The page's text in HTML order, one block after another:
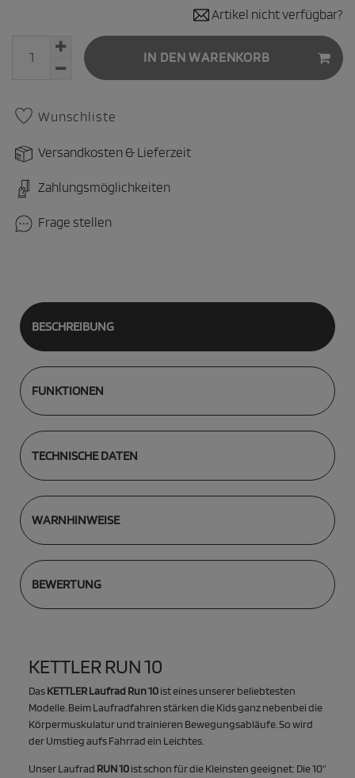
Artikel nicht verfügbar?
IN DEN WARENKORB
Wunschliste
Versandkosten & Lieferzeit
Zahlungsmöglichkeiten
Frage stellen
BESCHREIBUNG
FUNKTIONEN
TECHNISCHE DATEN
WARNHINWEISE
BEWERTUNG
KETTLER RUN 10
DasKETTLER Laufrad Run 10ist eines unserer beliebtesten
Modelle. Beim Laufradfahren stärken die Kids ganz nebenbei die
Körpermuskulatur und trainieren Bewegungsabläufe. So wird
der Umstieg aufs Fahrrad ein Leichtes.
Unser Laufrad RUN 10ist schon für die Kleinsten geeignet: Die 10"